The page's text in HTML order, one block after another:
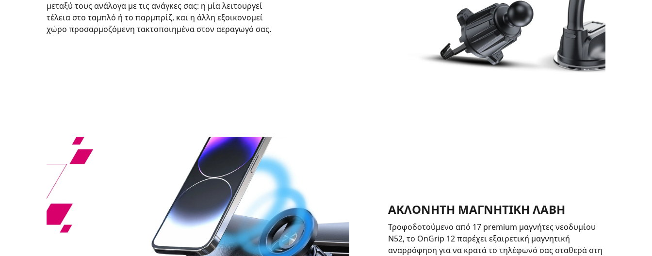
μεταξύ τους ανάλογα με τις ανάγκες σας: η μία λειτουργεί
τέλεια στο ταμπλό ή το παρμπρίζ, και η άλλη εξοικονομεί
χώρο προσαρμοζόμενη τακτοποιημένα στον αεραγωγό σας.
ΑΚΛΌΝΗΤΗ ΜΑΓΝΗΤΙΚΉ ΛΑΒΉ
Τροφοδοτούμενο από 17 premium μαγνήτες νεοδυμίου
N52, το OnGrip 12 παρέχει εξαιρετική μαγνητική
αναρρόφηση για να κρατά το τηλέφωνό σας σταθερά στη